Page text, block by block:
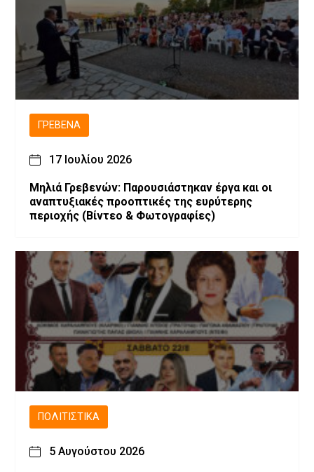
ΓΡΕΒΕΝΆ
17 Ιουλίου 2026
Μηλιά Γρεβενών: Παρουσιάστηκαν έργα και οι
αναπτυξιακές προοπτικές της ευρύτερης
περιοχής (Bίντεο & Φωτογραφίες)
ΠΟΛΙΤΙΣΤΙΚΆ
5 Αυγούστου 2026